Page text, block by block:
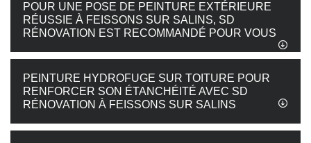
POUR UNE POSE DE PEINTURE EXTÉRIEURE
RÉUSSIE À FEISSONS SUR SALINS, SD
RÉNOVATION EST RECOMMANDÉ POUR VOUS
PEINTURE HYDROFUGE SUR TOITURE POUR
RENFORCER SON ÉTANCHÉITÉ AVEC SD
RÉNOVATION À FEISSONS SUR SALINS